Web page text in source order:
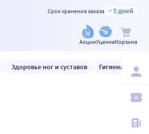
Срок хранения заказа ~ 5 дней
АкцииУценкаКорзина
Здоровье ног и суставов Гигиена и уход